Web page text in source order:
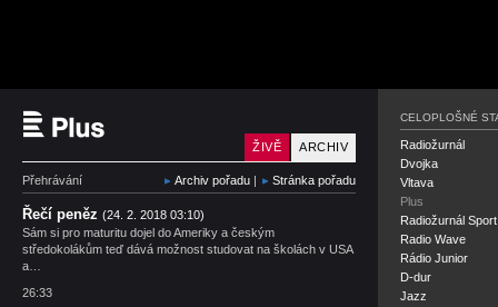
ARCHIV
ŽIVĚ
Přehrávání Archiv pořadu | Stránka pořadu
Řečí peněz (24. 2. 2018 03:10)
Sám si pro maturitu dojel do Ameriky a českým
středokolákům teď dává možnost studovat na školách v USA
a…
26:33
CELOPLOŠNÉ
Radiožurnál
Dvojka
Vltava
Plus
Radiožurnál Sport
Radio Wave
Rádio Junior
D-dur
Jazz